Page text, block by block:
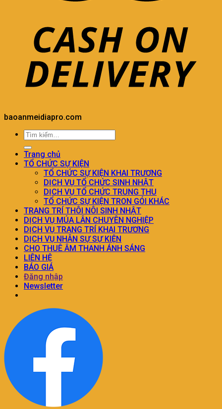
baoanmeidiapro.com
Trang chủ
TỔ CHỨC SỰ KIỆN
TỔ CHỨC SỰ KIỆN KHAI TRƯƠNG
DỊCH VỤ TỔ CHỨC SINH NHẬT
DỊCH VỤ TỔ CHỨC TRUNG THU
TỔ CHỨC SỰ KIỆN TRON GÓI KHÁC
TRANG TRÍ THÔI NÔI SINH NHẬT
DỊCH VỤ MÚA LÂN CHUYÊN NGHIỆP
DỊCH VỤ TRANG TRÍ KHAI TRƯƠNG
DỊCH VỤ NHÂN SỰ SỰ KIỆN
CHO THUÊ ÂM THANH ÁNH SÁNG
LIÊN HỆ
BÁO GIÁ
Đăng nhập
Newsletter